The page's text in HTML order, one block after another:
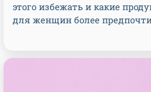
этого избежать и какие
для женщин более